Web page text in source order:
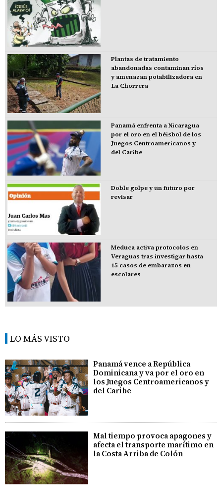
Plantas de tratamiento
abandonadas contaminan ríos
y amenazan potabilizadora en
La Chorrera
Panamá enfrenta a Nicaragua
por el oro en el béisbol de los
Juegos Centroamericanos y
del Caribe
Doble golpe y un futuro por
revisar
Meduca activa protocolos en
Veraguas tras investigar hasta
15 casos de embarazos en
escolares
LO MÁS VISTO
Panamá vence a República
Dominicana y va por el oro en
los Juegos Centroamericanos y
del Caribe
Mal tiempo provoca apagones y
afecta el transporte marítimo en
la Costa Arriba de Colón